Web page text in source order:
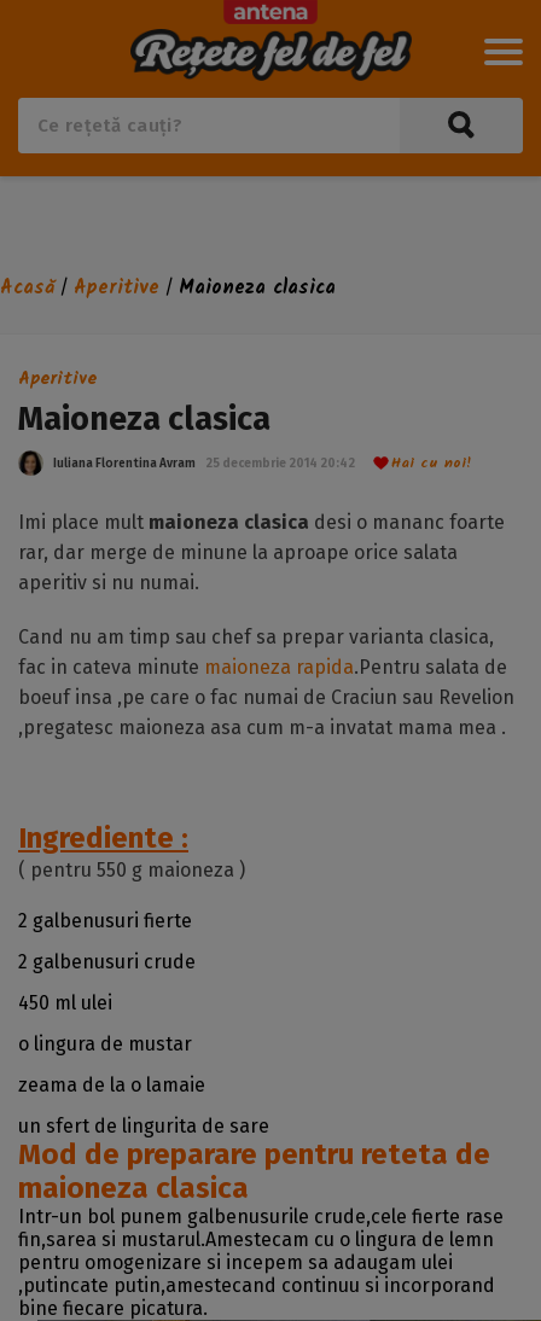
Acasă/ Aperitive / Maioneza clasica
Aperitive
Maioneza clasica
Iuliana Florentina Avram 25 decembrie 2014 20:42 Hai cu noi!
Imi place mult maioneza clasica desi o mananc foarte
rar, dar merge de minune la aproape orice salata
aperitiv si nu numai.
Cand nu am timp sau chef sa prepar varianta clasica,
fac in cateva minute maioneza rapida.Pentru salata de
boeuf insa ,pe care o fac numai de Craciun sau Revelion
,pregatesc maioneza asa cum m-a invatat mama mea .
Ingrediente :
( pentru 550 g maioneza )
2 galbenusuri fierte
2 galbenusuri crude
450 ml ulei
o lingura de mustar
zeama de la o lamaie
un sfert de lingurita de sare
Mod de preparare pentru reteta de
maioneza clasica
Intr-un bol punem galbenusurile crude,cele fierte rase
fin,sarea si mustarul.Amestecam cu o lingura de lemn
pentru omogenizare si incepem sa adaugam ulei
,putincate putin,amestecand continuu si incorporand
bine fiecare picatura.